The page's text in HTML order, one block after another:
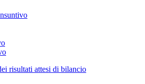
risultati attesi di bilancio